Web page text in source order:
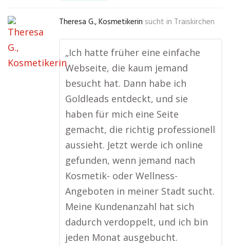
Theresa G., Kosmetikerin sucht in Traiskirchen
„Ich hatte früher eine einfache
Webseite, die kaum jemand
besucht hat. Dann habe ich
Goldleads entdeckt, und sie
haben für mich eine Seite
gemacht, die richtig professionell
aussieht. Jetzt werde ich online
gefunden, wenn jemand nach
Kosmetik- oder Wellness-
Angeboten in meiner Stadt sucht.
Meine Kundenanzahl hat sich
dadurch verdoppelt, und ich bin
jeden Monat ausgebucht.